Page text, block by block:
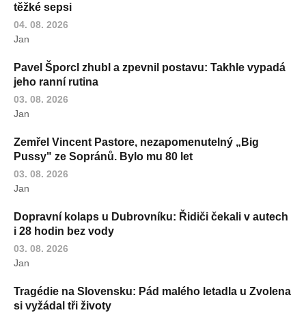
těžké sepsi
04. 08. 2026
Jan
Pavel Šporcl zhubl a zpevnil postavu: Takhle vypadá
jeho ranní rutina
03. 08. 2026
Jan
Zemřel Vincent Pastore, nezapomenutelný „Big
Pussy" ze Sopránů. Bylo mu 80 let
03. 08. 2026
Jan
Dopravní kolaps u Dubrovníku: Řidiči čekali v autech
i 28 hodin bez vody
03. 08. 2026
Jan
Tragédie na Slovensku: Pád malého letadla u Zvolena
si vyžádal tři životy